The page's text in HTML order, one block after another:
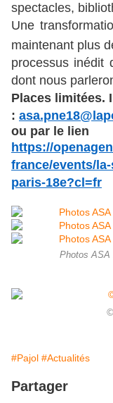
spectacles,
Une
maintenant plus
processus inédit
dont nous
Places limitées.
:
ou par le lien
https://
france/events/
paris-18e?cl=fr
Photos ASA
#Pajol #Actualités
Partager